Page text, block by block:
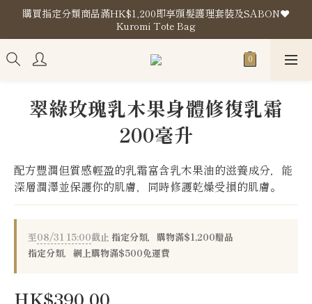
購買指定分類商品滿HK$1,200即享頭髮護理套裝及SABON❤️
Kuromi Tote Bag
購買指定分類商品滿HK$1,200即享頭髮護理套裝及SABON❤️
Kuromi Tote Bag
門市地址
Kuromi Tote Bag
翠綠玫瑰乳木果身體修復乳霜
200毫升
配方豐潤但質感輕盈的乳霜富含乳木果油的滋養成分，能
深層潤澤並保護你的肌膚，同時修護乾燥受損的肌膚。
至08/31 15:00截止 指定分類，購物滿$1,200贈品
指定分類，網上購物滿$500免運費
HK$390.00